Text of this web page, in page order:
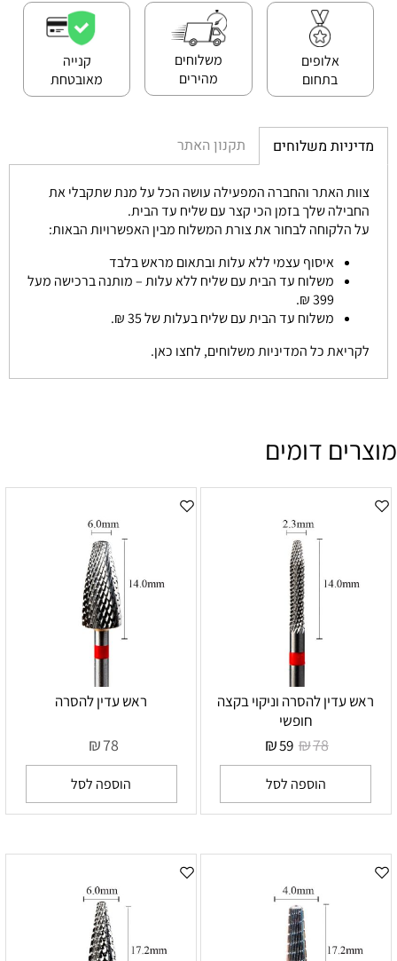
אלופים
בתחום
משלוחים
מהירים
קנייה
מאובטחת
מדיניות משלוחים תקנון האתר
צוות האתר והחברה המפעילה עושה הכל על מנת שתקבלי את
החבילה שלך בזמן הכי קצר עם שליח עד הבית.
על הלקוחה לבחור את צורת המשלוח מבין האפשרויות הבאות:
איסוף עצמי ללא עלות ובתאום מראש בלבד
משלוח עד הבית עם שליח ללא עלות – מותנה ברכישה מעל
399 ₪.
משלוח עד הבית עם שליח בעלות של 35 ₪.
לקריאת כל המדיניות משלוחים, לחצו כאן.
מוצרים דומים
ראש עדין להסרה וניקוי בקצה
חופשי
₪78
₪59
הוספה לסל
ראש עדין להסרה
₪78
הוספה לסל